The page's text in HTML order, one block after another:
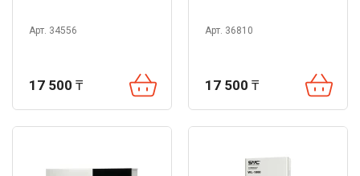
Арт. 34556
17 500 ₸
Арт. 36810
17 500 ₸